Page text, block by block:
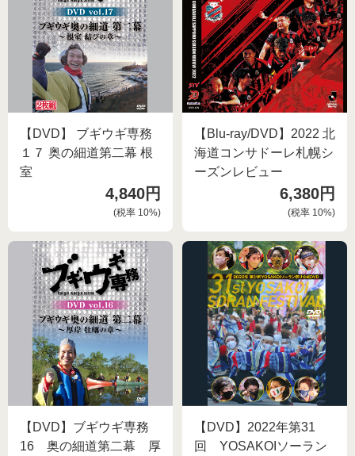
【DVD】 ブギウギ専務
１７ 奥の細道第二幕 根
室
4,840円
(税率 10%)
【Blu-ray/DVD】2022 北
海道コンサドーレ札幌シ
ーズンレビュー
6,380円
(税率 10%)
【DVD】ブギウギ専務
16 奥の細道第二幕 厚
【DVD】2022年第31
回 YOSAKOIソーラン